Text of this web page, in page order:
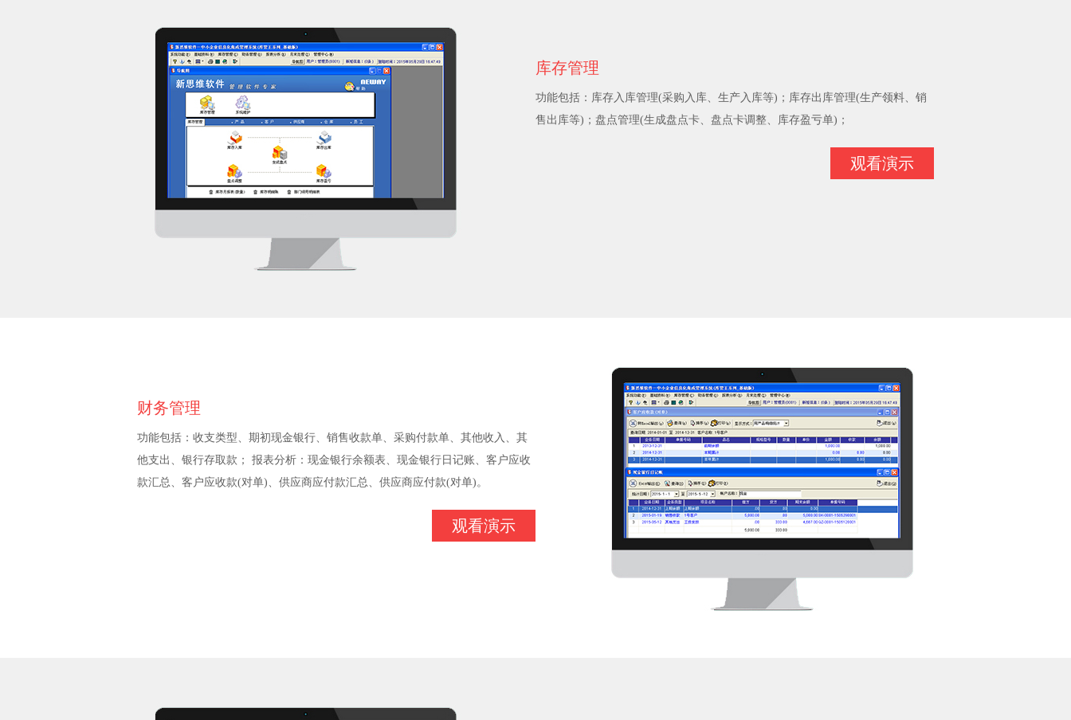
库存管理
功能包括：库存入库管理(采购入库、生产入库等)；库存出库管理(生产领料、销
售出库等)；盘点管理(生成盘点卡、盘点卡调整、库存盈亏单)；
观看演示
财务管理
功能包括：收支类型、期初现金银行、销售收款单、采购付款单、其他收入、其
他支出、银行存取款； 报表分析：现金银行余额表、现金银行日记账、客户应收
款汇总、客户应收款(对单)、供应商应付款汇总、供应商应付款(对单)。
观看演示